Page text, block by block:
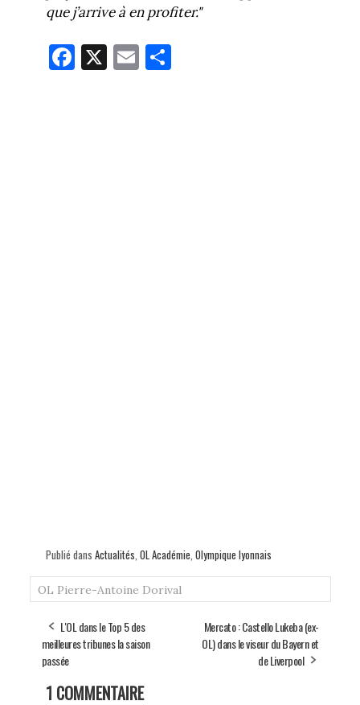
que j’arrive à en profiter."
Fa
ce
X E
m
Pa
rt
Publié dans Actualités OL Académie Olympique lyonnais
OL Pierre-Antoine Dorival
L'OL dans le Top 5 des
meilleures tribunes la saison
passée
Mercato : Castello Lukeba (ex-
OL) dans le viseur du Bayern et
de Liverpool
1 COMMENTAIRE